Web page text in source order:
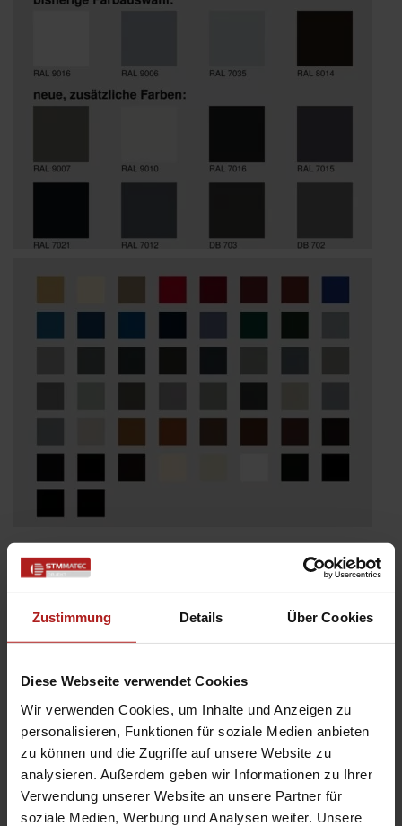
Zustimmung Details Über Cookies
Diese Webseite verwendet Cookies
Wir verwenden Cookies, um Inhalte und Anzeigen zu
personalisieren, Funktionen für soziale Medien anbieten
zu können und die Zugriffe auf unsere Website zu
analysieren. Außerdem geben wir Informationen zu Ihrer
Verwendung unserer Website an unsere Partner für
soziale Medien, Werbung und Analysen weiter. Unsere